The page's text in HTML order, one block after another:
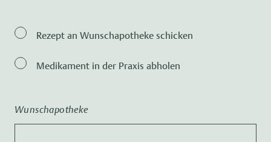
Rezept an Wunschapotheke schicken
Medikament in der Praxis abholen
Wunschapotheke